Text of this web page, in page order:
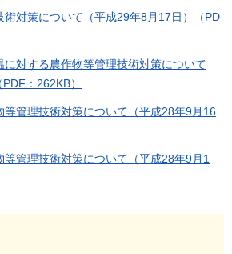
術対策について（平成29年8月17日）（PD
対する農作物等管理技術対策について
：262KB）
等管理技術対策について（平成28年9月16
等管理技術対策について（平成28年9月1